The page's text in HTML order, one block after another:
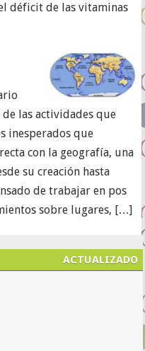
déficit de las vitaminas
las actividades que
inesperados que
con la geografía, una
su creación hasta
de trabajar en pos
sobre lugares, […]
ACTUALIZADO